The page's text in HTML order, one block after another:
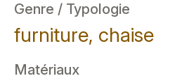
Genre / Typologie
furniture, chaise
Matériaux